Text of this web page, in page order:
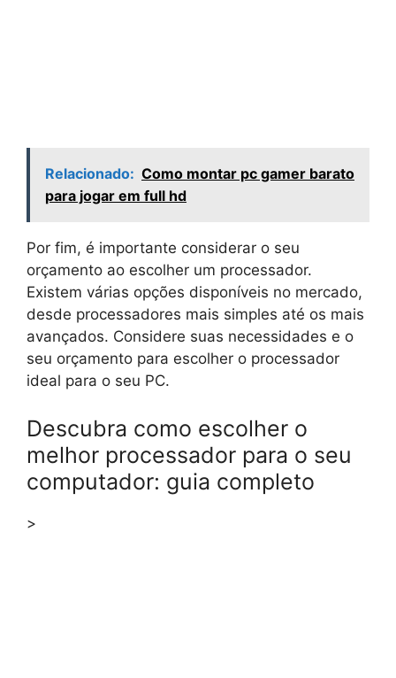
Relacionado: Como montar pc gamer barato
para jogar em full hd
Por fim, é importante considerar o seu
orçamento ao escolher um processador.
Existem várias opções disponíveis no mercado,
desde processadores mais simples até os mais
avançados. Considere suas necessidades e o
seu orçamento para escolher o processador
ideal para o seu PC.
Descubra como escolher o
melhor processador para o seu
computador: guia completo
>